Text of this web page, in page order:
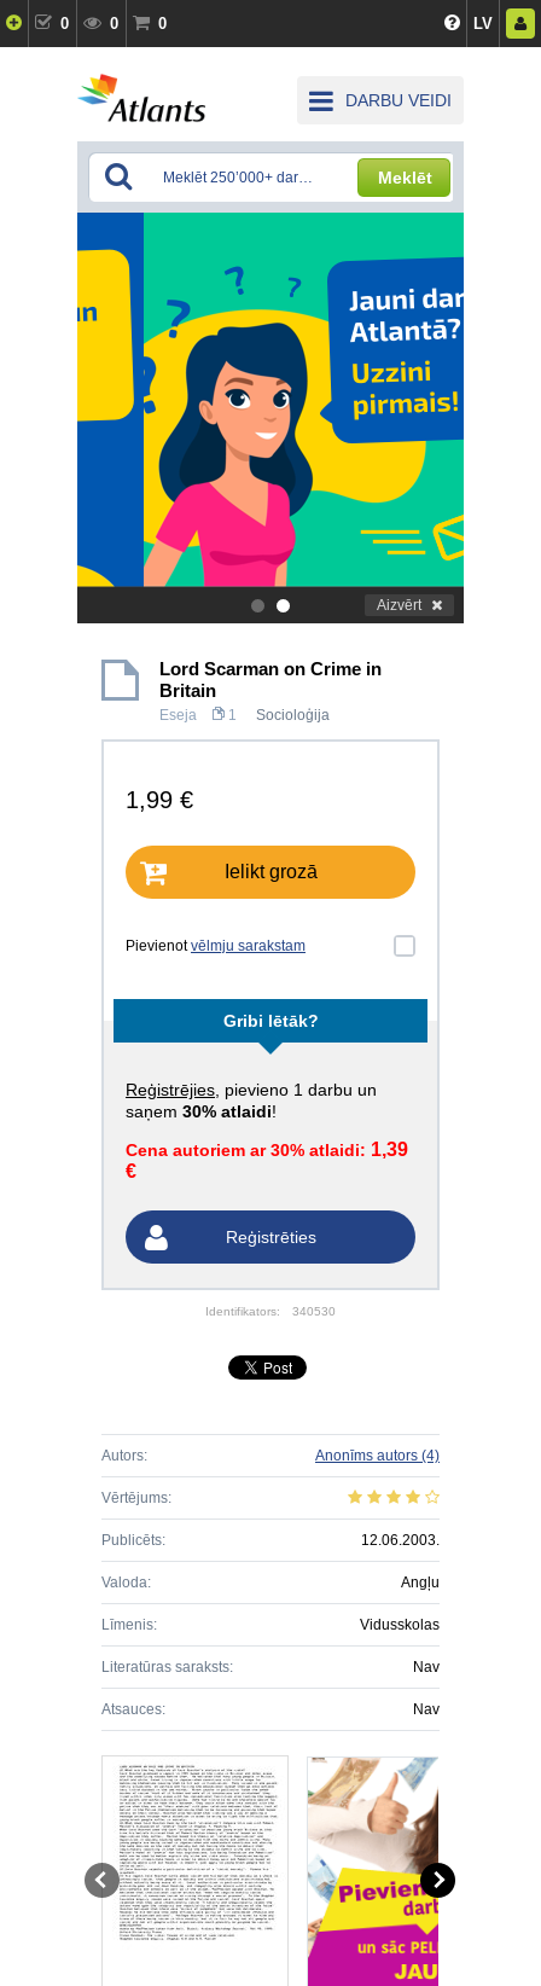
0 0 0 LV
DARBU VEIDI
Meklēt
. Aizvērt
Lord Scarman on Crime in
Britain
Eseja 1 Socioloģija
1,99 €
Ielikt grozā
Pievienotvēlmju sarakstam
Gribi lētāk?
Reģistrējies , pievieno 1 darbu un
saņem 30% atlaidi!
Cena autoriem ar 30% atlaidi: 1,39
€
Reģistrēties
Identifikators: 340530
Autors: Anonīms autors (4)
Vērtējums:
Publicēts: 12.06.2003.
Valoda: Angļu
Līmenis: Vidusskolas
Literatūras saraksts: Nav
Atsauces: Nav